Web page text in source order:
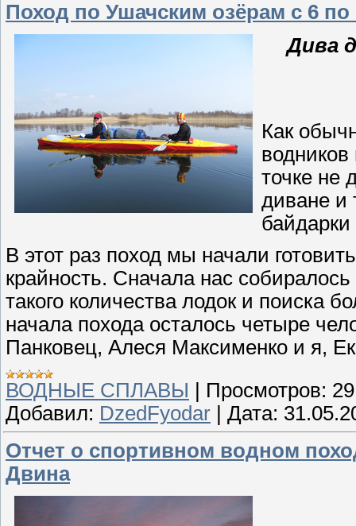
Поход по Ушачским озёрам с 6 по
Дива
Как
точке не
диване и
байдарки
В этот раз поход мы начали
крайность. Сначала нас
такого количества лодок и поиска
начала похода осталось четыре
Панковец, Алеся Максименко и я,
ВОДНЫЕ СПЛАВЫ | Просмотров:
Добавил: DzedFyodar | Дата:
Отчет о спортивном водном
Двина